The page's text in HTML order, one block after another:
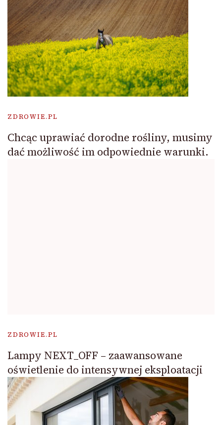
ZDROWIE.PL
Chcąc uprawiać dorodne rośliny, musimy
dać możliwość im odpowiednie warunki.
ZDROWIE.PL
Lampy NEXT_OFF – zaawansowane
oświetlenie do intensywnej eksploatacji